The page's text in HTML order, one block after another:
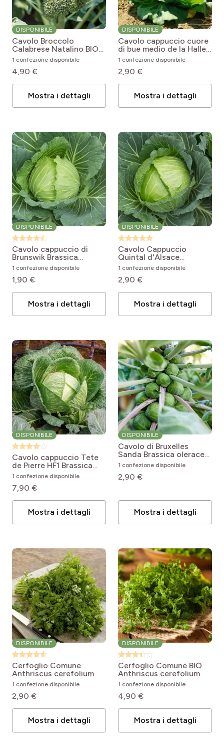
DISPONIBILE
Cavolo Broccolo
Calabrese Natalino BIO
Brassica oleracea var.
italica Ramoso
Calabrese
1 confezione disponibile
4,90 €
Mostra i dettagli
DISPONIBILE
Cavolo cappuccio cuore
di bue medio de la Halle
Brassica oleracea var.
capitata Cœur de Bœuf
Moyen de la Halle
1 confezione disponibile
2,90 €
Mostra i dettagli
DISPONIBILE
Cavolo cappuccio di
Brunswik Brassica
oleracea var. capitata De
Brunswick
1 confezione disponibile
1,90 €
Mostra i dettagli
DISPONIBILE
Cavolo Cappuccio
Quintal d'Alsace
Brassica oleracea var.
capitata Quintal
d'Alsace
1 confezione disponibile
2,90 €
Mostra i dettagli
DISPONIBILE
Cavolo cappuccio Tete
de Pierre HF1 Brassica
oleracea var. capitata
Tête de Pierre F1
1 confezione disponibile
7,90 €
Mostra i dettagli
DISPONIBILE
Cavolo di Bruxelles
Sanda Brassica oleracea
var. gemmifera Sanda
1 confezione disponibile
2,90 €
Mostra i dettagli
DISPONIBILE
Cerfoglio Comune
Anthriscus cerefolium
1 confezione disponibile
2,90 €
Mostra i dettagli
DISPONIBILE
Cerfoglio Comune BIO
Anthriscus cerefolium
1 confezione disponibile
4,90 €
Mostra i dettagli